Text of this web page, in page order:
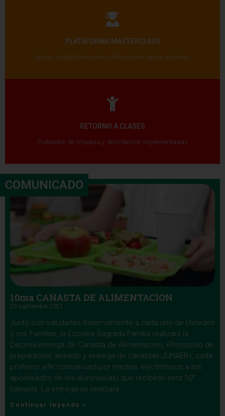
PLATAFORMA MASTERCLASS
Acceso a plataforma con calificaciones de los alumnos.
RETORNO A CLASES
Protocolos de limpieza y desinfección implementadas
10ma CANASTA DE ALIMENTACIÓN
29 septiembre 2021
Junto con saludarles fraternalmente a cada uno de Ustedes
y sus Familias, la Escuela Sagrada Familia realizará la
Decima entrega de Canasta de Alimentación, «Protocolo de
preparación, armado y entrega de canastas JUNAEB», cada
profesor jefe comunicará por medios electrónicos a los
apoderados de los alumnos(as) que recibirán esta 10°
canasta. La entrega se realizará
Continuar leyendo »
COMUNICADO